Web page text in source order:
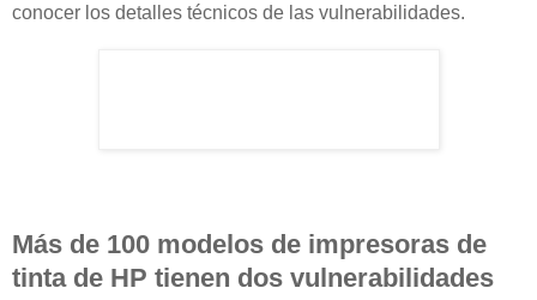
conocer los detalles técnicos de las vulnerabilidades.
Más de 100 modelos de impresoras de
tinta de HP tienen dos vulnerabilidades